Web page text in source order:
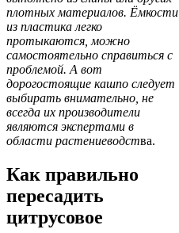
плотных материалов. Ёмкости
из пластика легко
протыкаются, можно
самостоятельно справиться с
проблемой. А вот
дорогостоящие кашпо следует
выбирать внимательно, не
всегда их производители
являются экспертами в
области растениеводства.
Как правильно
пересадить
цитрусовое